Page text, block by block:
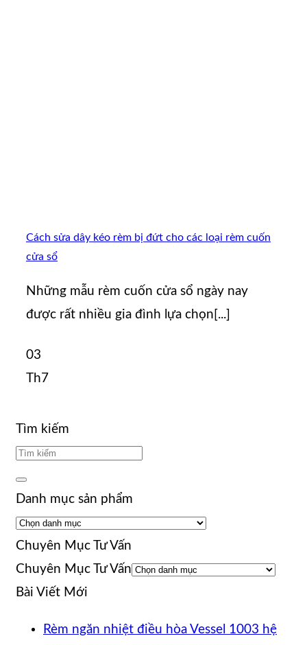
Cách sửa dây kéo rèm bị đứt cho các loại rèm cuốn
cửa sổ
Những mẫu rèm cuốn cửa sổ ngày nay
được rất nhiều gia đình lựa chọn[...]
03
Th7
Tìm kiếm
Danh mục sản phẩm
Chuyên Mục Tư Vấn
Chuyên Mục Tư Vấn
Bài Viết Mới
Rèm ngăn nhiệt điều hòa Vessel 1003 hệ